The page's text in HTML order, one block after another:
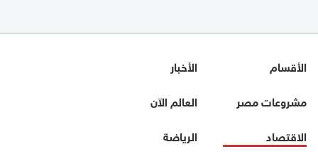
الأقسام
الأخبار
مشروعات مصر
العالم الآن
الاقتصاد
الرياضة